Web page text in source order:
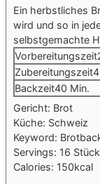
Ein herbstliches
wird und so in
selbstgemachte
Vorbereitungszeit
Zubereitungszeit4
Backzeit40 Minuten
Min.
Gericht: Brot
Küche: Schweiz
Keyword:
Servings: 16
Calories: 150kcal